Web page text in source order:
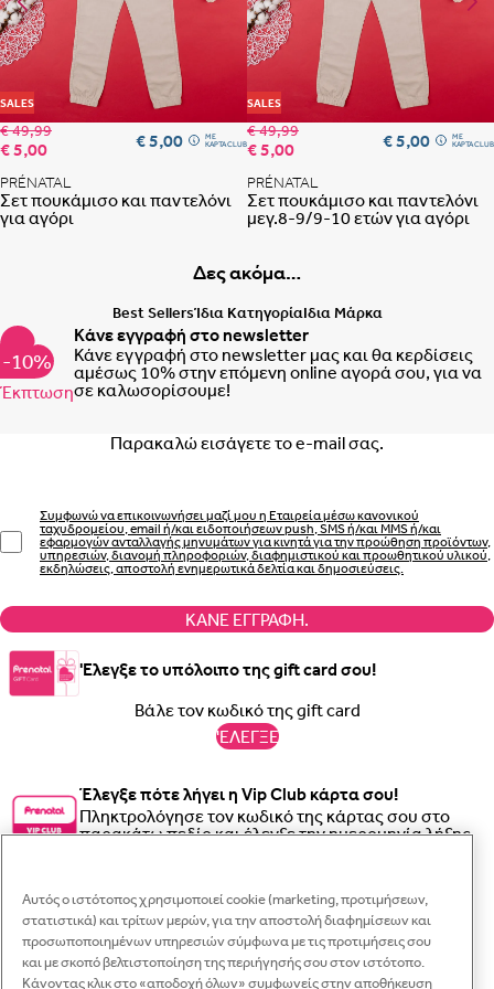
Γραπτό μήνυμα
WhatsApp
SALES Προσθήκη στη λίστα αγαπημένων
€ 49,99
€ 5,00 € 5,00 ME
ΚΑΡΤΑ CLUB
PRÉNATAL
Σετ πουκάμισο και παντελόνι
για αγόρι
SALES
€ 49,99
€ 5,00 € 5,00 ME
ΚΑΡΤΑ CLUB
PRÉNATAL
Σετ πουκάμισο και παντελόνι
μεγ.8-9/9-10 ετών για αγόρι
Δες ακόμα…
Best SellersΊδια ΚατηγορίαΙδια Μάρκα
-10%
Έκπτωση
Κάνε εγγραφή στο newsletter
Κάνε εγγραφή στο newsletter μας και θα κερδίσεις
αμέσως 10% στην επόμενη online αγορά σου, για να
σε καλωσορίσουμε!
Συμφωνώ να επικοινωνήσει μαζί μου η Εταιρεία μέσω κανονικού
ταχυδρομείου, email ή/και ειδοποιήσεων push, SMS ή/και MMS ή/και
εφαρμογών ανταλλαγής μηνυμάτων για κινητά για την προώθηση προϊόντων,
υπηρεσιών, διανομή πληροφοριών, διαφημιστικού και προωθητικού υλικού,
εκδηλώσεις, αποστολή ενημερωτικά δελτία και δημοσιεύσεις.
ΚΆΝΕ ΕΓΓΡΑΦΉ.
'Ελεγξε το υπόλοιπο της gift card σου!
'ΕΛΕΓΞΕ
Έλεγξε πότε λήγει η Vip Club κάρτα σου!
Πληκτρολόγησε τον κωδικό της κάρτας σου στο
παρακάτω πεδίο και έλεγξε την ημερομηνία λήξης.
'ΕΛΕΓΞΕ
Σύνδεση
Αυτός ο ιστότοπος χρησιμοποιεί cookie (marketing, προτιμήσεων,
στατιστικά) και τρίτων μερών, για την αποστολή διαφημίσεων και
προσωποποιημένων υπηρεσιών σύμφωνα με τις προτιμήσεις σου
και με σκοπό βελτιστοποίηση της περιήγησής σου στον ιστότοπο.
Κάνοντας κλικ στο «αποδοχή όλων» συμφωνείς στην αποθήκευση